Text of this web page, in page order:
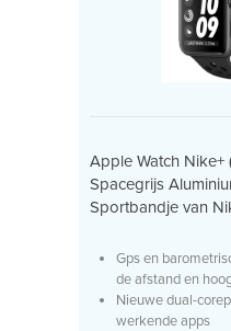
Apple Watch Nike+
Spacegrijs
Sportbandje van
Gps en
de afstand en
Nieuwe dual-
werkende apps